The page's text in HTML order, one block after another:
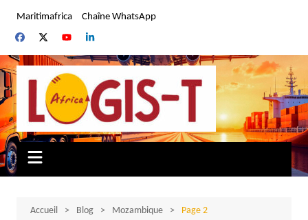
contenu
Maritimafrica Chaîne WhatsApp
Accueil Blog Mozambique Page 2